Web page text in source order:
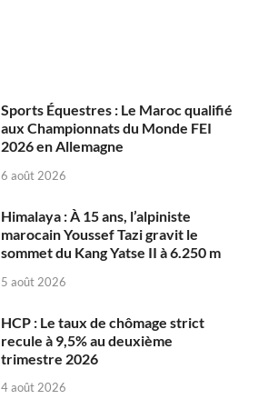
Sports Équestres : Le Maroc qualifié
aux Championnats du Monde FEI
2026 en Allemagne
6 août 2026
Himalaya : À 15 ans, l’alpiniste
marocain Youssef Tazi gravit le
sommet du Kang Yatse II à 6.250 m
5 août 2026
HCP : Le taux de chômage strict
recule à 9,5% au deuxième
trimestre 2026
4 août 2026